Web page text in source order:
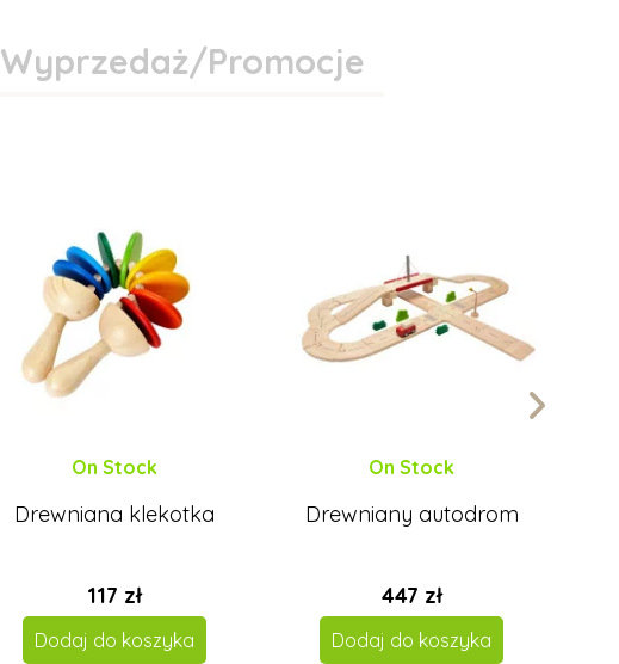
Wyprzedaż/Promocje
On Stock
Drewniana klekotka
117 zł
Dodaj do koszyka
On Stock
Drewniany autodrom
447 zł
Dodaj do koszyka